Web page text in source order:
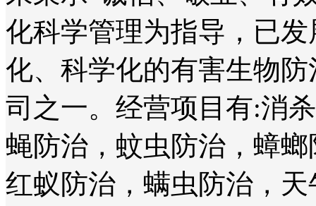
化科学管理为指导，已
化、科学化的有害生物
司之一。经营项目有:消
蝇防治，蚊虫防治，蟑
红蚁防治，螨虫防治，